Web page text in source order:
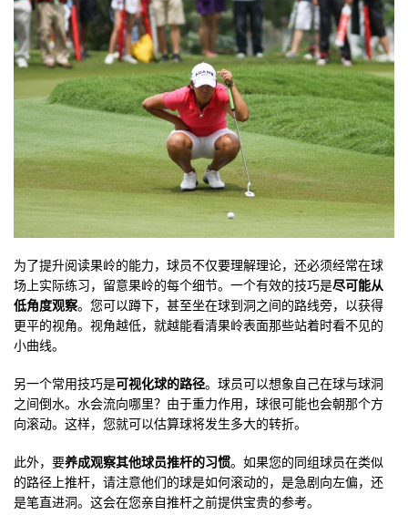
为了提升阅读果岭的能力，球员不仅要理解理论，还必须经常在球
场上实际练习，留意果岭的每个细节。一个有效的技巧是尽可能从
低角度观察。您可以蹲下，甚至坐在球到洞之间的路线旁，以获得
更平的视角。视角越低，就越能看清果岭表面那些站着时看不见的
小曲线。
另一个常用技巧是可视化球的路径。球员可以想象自己在球与球洞
之间倒水。水会流向哪里？由于重力作用，球很可能也会朝那个方
向滚动。这样，您就可以估算球将发生多大的转折。
此外，要养成观察其他球员推杆的习惯。如果您的同组球员在类似
的路径上推杆，请注意他们的球是如何滚动的，是急剧向左偏，还
是笔直进洞。这会在您亲自推杆之前提供宝贵的参考。